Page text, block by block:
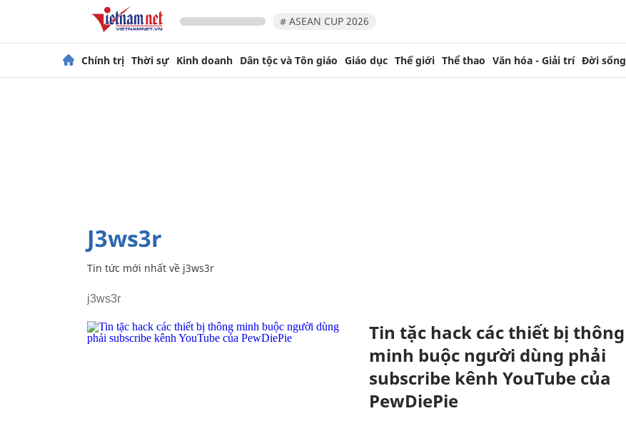
# ASEAN CUP 2026
Chính trị Thời sự Kinh doanh Dân tộc và Tôn giáo Giáo dục Thế giới Thể thao Văn hóa - Giải trí Đời sống
j3ws3r
Tin tức mới nhất về j3ws3r
j3ws3r
Tin tặc hack các thiết bị thông
minh buộc người dùng phải
subscribe kênh YouTube của
PewDiePie